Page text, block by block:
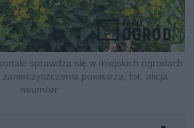
sprawdza się w miejskich ogrodach
powietrza, fot. alicja
neumiler